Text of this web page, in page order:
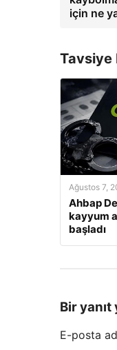
için ne
Tavsiye
Ağustos 7,
Ahbap
kayyum
başladı
Bir yanıt
E-posta